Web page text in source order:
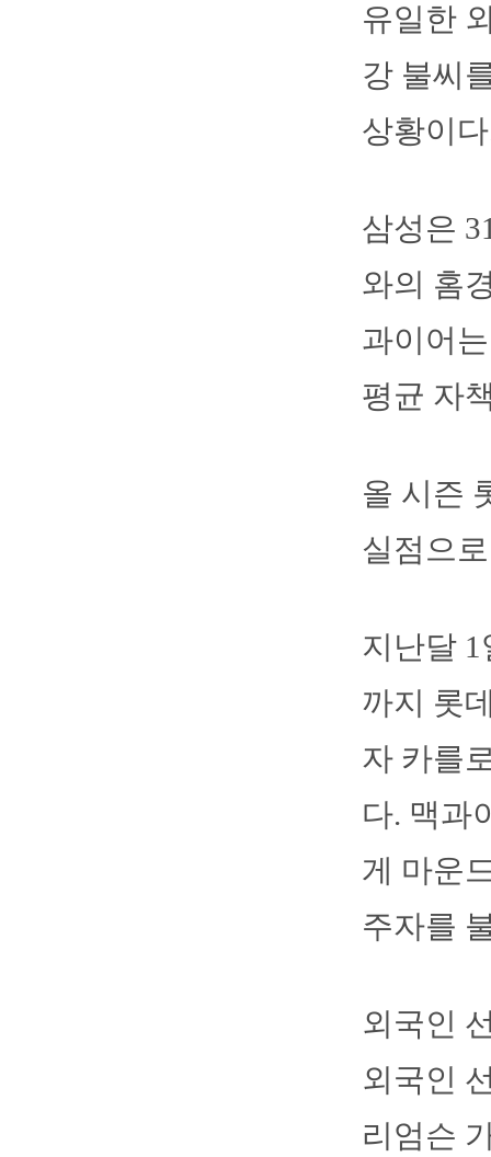
유일한
강 불씨
상황이
삼성은
와의 홈
과이어
평균 자
올 시즌
실점으
지난달
까지 롯
자 카를
다. 맥과
게 마운
주자를
외국인
외국인
리엄슨